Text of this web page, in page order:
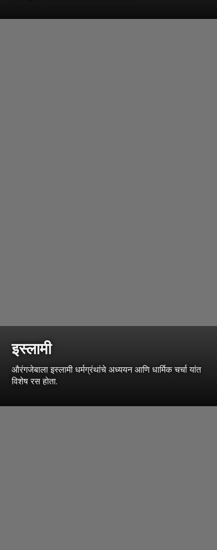
इस्लामी
औरंगजेबाला इस्लामी धर्मग्रंथांचे अध्ययन आणि धार्मिक चर्चा यांत
विशेष रस होता.